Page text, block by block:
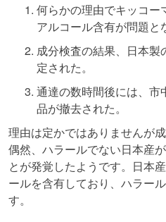
何らかの理由でキッコー
アルコール含有が問題と
成分検査の結果、日本
定された。
通達の数時間後には、
品が撤去された。
理由は定かではありませんが
偶然、ハラールでない日本産
とが発覚したようです。日本
ールを含有しており、ハラー
す。